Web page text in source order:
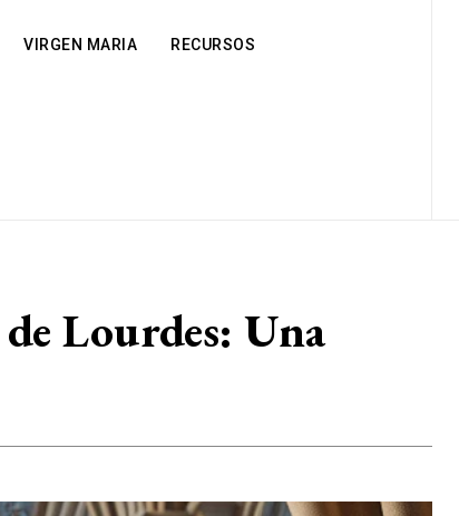
VIRGEN MARIA RECURSOS
Lourdes: Una